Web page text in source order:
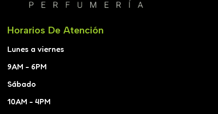
Horarios De Atención
Lunes a viernes
9AM - 6PM
Sábado
10AM - 4PM